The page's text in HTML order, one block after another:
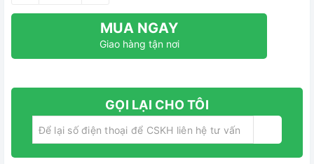
MUA NGAY
Giao hàng tận nơi
GỌI LẠI CHO TÔI